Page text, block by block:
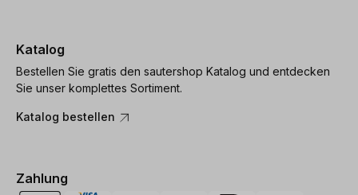
Katalog
Bestellen Sie gratis den sautershop Katalog und entdecken
Sie unser komplettes Sortiment.
Katalog bestellen
Zahlung